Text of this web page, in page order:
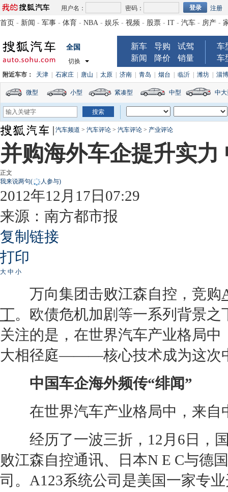
用户名： 密码： 注册
首页 - 新闻 - 军事 - 体育 - NBA - 娱乐 - 视频 - 股票 - IT - 汽车 - 房产 -
全国
切换
新车 导购
试驾
新闻
降价 销量
车
车
附近车市： 天津 石家庄 唐山 太原 济南 青岛 烟台 临沂 潍坊 淄博
微型 小型 紧凑型 中型 中
汽车频道 > 汽车评论 > 汽车评论 > 产业评论
并购海外车企提升实力
正文
我来说两句( 人参与)
2012年12月17日07:29
来源： 南方都市报
复制链接
打印
大 中 小
万向集团击败江森自控，竞购
丁。欧债危机加剧等一系列背景
关注的是，在世界汽车产业格局
大相径庭———核心技术成为这次
中国车企海外频传“绯闻”
在世界汽车产业格局中，来自
经历了一波三折，12月6日，国
败江森自控通讯、日本N E C与德
司。 A1 23系统公司是美国一家专